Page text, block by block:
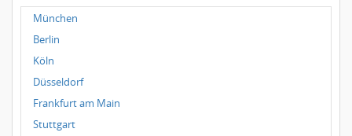
München
Berlin
Köln
Düsseldorf
Frankfurt am Main
Stuttgart